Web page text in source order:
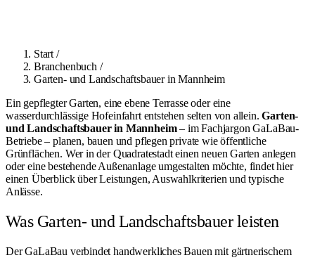
Start /
Branchenbuch /
Garten- und Landschaftsbauer in Mannheim
Ein gepflegter Garten, eine ebene Terrasse oder eine
wasserdurchlässige Hofeinfahrt entstehen selten von allein.Garten-
und Landschaftsbauer in Mannheim– im Fachjargon GaLaBau-
Betriebe – planen, bauen und pflegen private wie öffentliche
Grünflächen. Wer in der Quadratestadt einen neuen Garten anlegen
oder eine bestehende Außenanlage umgestalten möchte, findet hier
einen Überblick über Leistungen, Auswahlkriterien und typische
Anlässe.
Was Garten- und Landschaftsbauer leisten
Der GaLaBau verbindet handwerkliches Bauen mit gärtnerischem